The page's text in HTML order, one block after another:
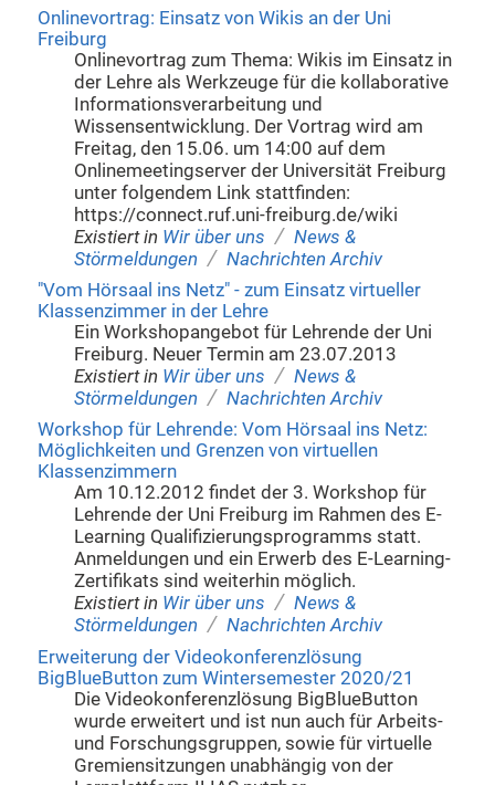
Onlinevortrag: Einsatz von Wikis an der Uni
Freiburg
Onlinevortrag zum Thema: Wikis im Einsatz in
der Lehre als Werkzeuge für die kollaborative
Informationsverarbeitung und
Wissensentwicklung. Der Vortrag wird am
Freitag, den 15.06. um 14:00 auf dem
Onlinemeetingserver der Universität Freiburg
unter folgendem Link stattfinden:
https://connect.ruf.uni-freiburg.de/wiki
Existiert in Wir über uns / News &
Störmeldungen / Nachrichten Archiv
"Vom Hörsaal ins Netz" - zum Einsatz virtueller
Klassenzimmer in der Lehre
Ein Workshopangebot für Lehrende der Uni
Freiburg. Neuer Termin am 23.07.2013
Existiert in Wir über uns / News &
Störmeldungen / Nachrichten Archiv
Workshop für Lehrende: Vom Hörsaal ins Netz:
Möglichkeiten und Grenzen von virtuellen
Klassenzimmern
Am 10.12.2012 findet der 3. Workshop für
Lehrende der Uni Freiburg im Rahmen des E-
Learning Qualifizierungsprogramms statt.
Anmeldungen und ein Erwerb des E-Learning-
Zertifikats sind weiterhin möglich.
Existiert in Wir über uns / News &
Störmeldungen / Nachrichten Archiv
Erweiterung der Videokonferenzlösung
BigBlueButton zum Wintersemester 2020/21
Die Videokonferenzlösung BigBlueButton
wurde erweitert und ist nun auch für Arbeits-
und Forschungsgruppen, sowie für virtuelle
Gremiensitzungen unabhängig von der